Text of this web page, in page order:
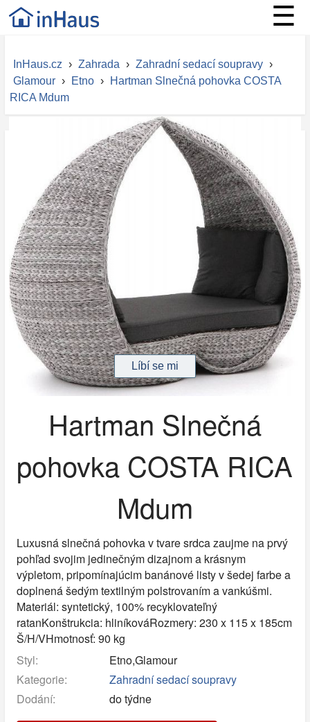
☰
InHaus.cz › Zahrada › Zahradní sedací soupravy ›
Glamour › Etno ›
Hartman Slnečná pohovka COSTA
RICA Mdum
Hartman Slnečná
pohovka COSTA RICA
Mdum
Luxusná slnečná pohovka v tvare srdca zaujme na prvý
pohľad svojim jedinečným dizajnom a krásnym
výpletom, pripomínajúcim banánové listy v šedej farbe a
doplnená šedým textilným polstrovaním a vankúšmi.
Materiál: syntetický, 100% recyklovateľný
ratanKonštrukcia: hliníkováRozmery: 230 x 115 x 185cm
Š/H/VHmotnosť: 90 kg
Styl:
Etno,Glamour
Kategorie:
Zahradní sedací soupravy
Dodání:
do týdne